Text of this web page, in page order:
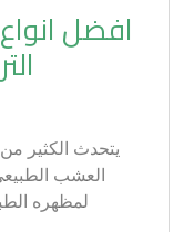
افضل
يتحدث الكثير
العشب
لمظهره